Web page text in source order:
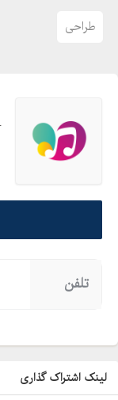
طراحی
تلفن
لینک اشتراک گذاری